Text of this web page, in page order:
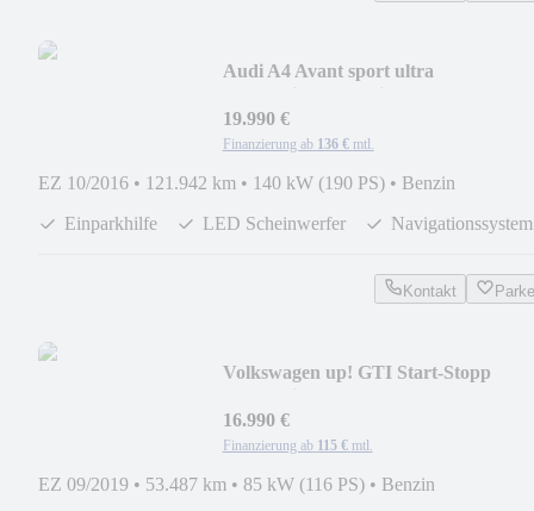
Audi A4 Avant sport ultra
19.990 €
Finanzierung ab 136 € mtl.
EZ 10/2016 • 121.942 km • 140 kW (190 PS) • Benzin
Einparkhilfe
LED Scheinwerfer Navigationssystem
Kontakt
Volkswagen up! GTI Start-Stopp
16.990 €
Finanzierung ab 115 € mtl.
EZ 09/2019 • 53.487 km • 85 kW (116 PS) • Benzin